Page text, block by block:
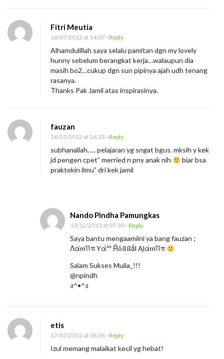
Fitri Meutia
16/07/2012 at 14:07- Reply
Alhamdulillah saya selalu pamitan dgn my lovely
hunny sebelum berangkat kerja…walaupun dia
masih bo2…cukup dgn sun pipinya ajah udh tenang
rasanya.
Thanks Pak Jamil atas inspirasinya.
fauzan
16/07/2012 at 16:33 - Reply
subhanallah….. pelajaran yg sngat bgus. mksih y kek
jd pengen cpet” merried n pny anak nih
biar bsa
praktekin ilmu” dri kek jamil
Nando Pindha Pamungkas
13/12/2013 at 07:30- Reply
Saya bantu mengaamiini ya bang fauzan ;
Λάmΐΐπ Yάªª Ŕõßßǻl Ąlάmΐΐπ
Salam Sukses Mulia_!!!
@npindh
ง^•^ง
etis
17/07/2012 at 08:06- Reply
Izul memang malaikat kecil yg hebat!